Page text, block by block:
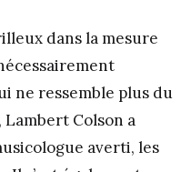
dans la mesure
ne ressemble plus du
Colson a
averti, les